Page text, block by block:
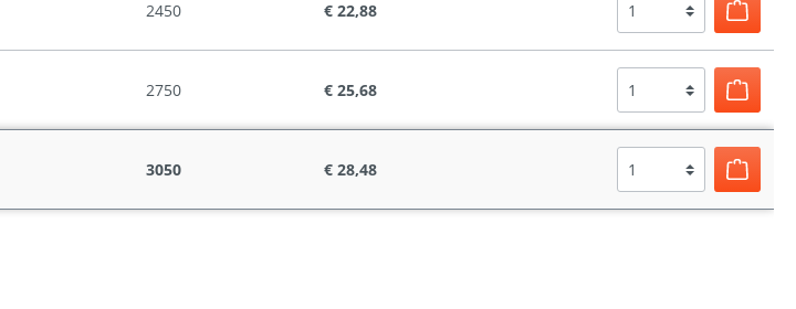
2450 € 22,88
2750 € 25,68
3050 € 28,48